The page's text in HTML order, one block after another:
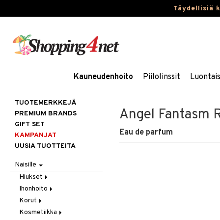
Täydellisiä
Kauneudenhoito Piilolinssit
Angel Fantasm
Eau de parfum
TUOTEMERKKEJÄ
PREMIUM BRANDS
GIFT SET
KAMPANJAT
UUSIA TUOTTEITA
Naisille
Hiukset
Gift Set
Harjat / Kammat
Hiuskuurit
Ihonhoito
Aurinkotuotteet
Erikoistuotteet
Korut
Kaulakorut
Kosmetiikka